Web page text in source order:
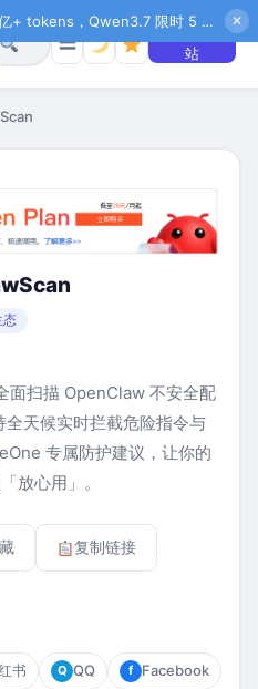
秒悟新注送 1 万积分，加入 OPC 赢百万助力金，QoderWork CN 首月 0 元 ✕
☰
+ 提交网
站
态
面扫描 OpenClaw 不安全配
天候实时拦截危险指令与
专属防护建议，让你的
放心用」。
复制链接
书 Q QQ f Facebook